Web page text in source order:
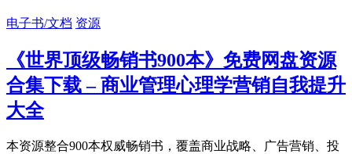
电子书/文档 资源
《世界顶级畅销书900本》免费网盘资源
合集下载 – 商业管理心理学营销自我提升
大全
本资源整合900本权威畅销书，覆盖商业战略、广告营销、投